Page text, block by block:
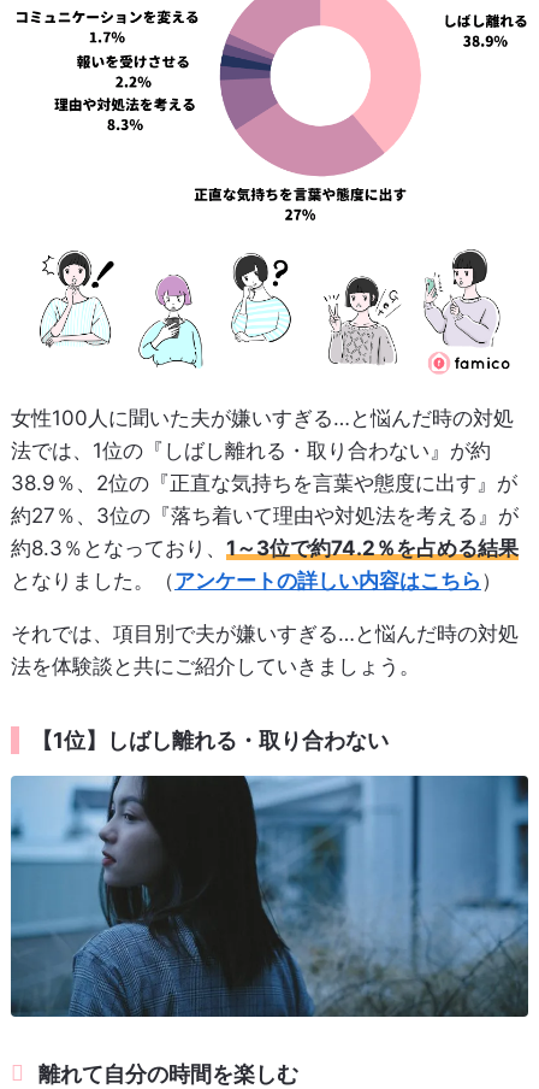
女性100人に聞いた夫が嫌いすぎる…と悩んだ時の対処
法では、1位の『しばし離れる・取り合わない』が約
38.9％、2位の『正直な気持ちを言葉や態度に出す』が
約27％、3位の『落ち着いて理由や対処法を考える』が
約8.3％となっており、 1～3位で約74.2％を占める結果
となりました。（アンケートの詳しい内容はこちら ）
それでは、項目別で夫が嫌いすぎる…と悩んだ時の対処
法を体験談と共にご紹介していきましょう。
【1位】しばし離れる・取り合わない
離れて自分の時間を楽しむ